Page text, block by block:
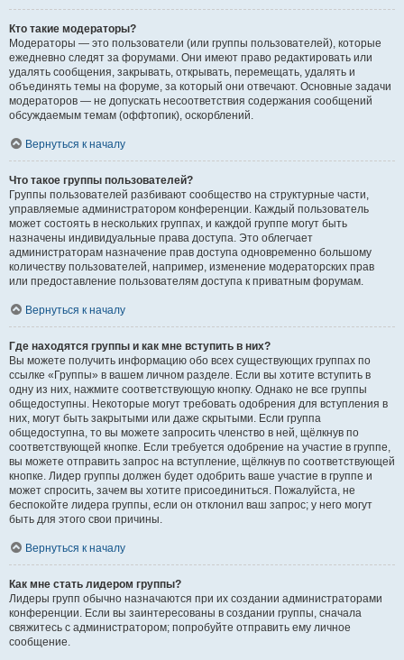
Кто такие модераторы?
Модераторы — это пользователи (или группы пользователей), которые
ежедневно следят за форумами. Они имеют право редактировать или
удалять сообщения, закрывать, открывать, перемещать, удалять и
объединять темы на форуме, за который они отвечают. Основные задачи
модераторов — не допускать несоответствия содержания сообщений
обсуждаемым темам (оффтопик), оскорблений.
Вернуться к началу
Что такое группы пользователей?
Группы пользователей разбивают сообщество на структурные части,
управляемые администратором конференции. Каждый пользователь
может состоять в нескольких группах, и каждой группе могут быть
назначены индивидуальные права доступа. Это облегчает
администраторам назначение прав доступа одновременно большому
количеству пользователей, например, изменение модераторских прав
или предоставление пользователям доступа к приватным форумам.
Вернуться к началу
Где находятся группы и как мне вступить в них?
Вы можете получить информацию обо всех существующих группах по
ссылке «Группы» в вашем личном разделе. Если вы хотите вступить в
одну из них, нажмите соответствующую кнопку. Однако не все группы
общедоступны. Некоторые могут требовать одобрения для вступления в
них, могут быть закрытыми или даже скрытыми. Если группа
общедоступна, то вы можете запросить членство в ней, щёлкнув по
соответствующей кнопке. Если требуется одобрение на участие в группе,
вы можете отправить запрос на вступление, щёлкнув по соответствующей
кнопке. Лидер группы должен будет одобрить ваше участие в группе и
может спросить, зачем вы хотите присоединиться. Пожалуйста, не
беспокойте лидера группы, если он отклонил ваш запрос; у него могут
быть для этого свои причины.
Вернуться к началу
Как мне стать лидером группы?
Лидеры групп обычно назначаются при их создании администраторами
конференции. Если вы заинтересованы в создании группы, сначала
свяжитесь с администратором; попробуйте отправить ему личное
сообщение.